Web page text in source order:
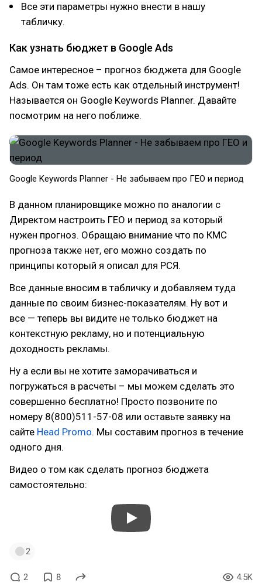
Все эти параметры нужно внести в нашу
табличку.
Как узнать бюджет в Google Ads
Самое интересное – прогноз бюджета для Google
Ads. Он там тоже есть как отдельный инструмент!
Называется он Google Keywords Planner. Давайте
посмотрим на него поближе.
Google Keywords Planner - Не забываем про ГЕО и период
В данном планировщике можно по аналогии с
Директом настроить ГЕО и период за который
нужен прогноз. Обращаю внимание что по КМС
прогноза также нет, его можно создать по
принципы который я описал для РСЯ.
Все данные вносим в табличку и добавляем туда
данные по своим бизнес-показателям. Ну вот и
все — теперь вы видите не только бюджет на
контекстную рекламу, но и потенциальную
доходность рекламы.
Ну а если вы не хотите заморачиваться и
погружаться в расчеты – мы можем сделать это
совершенно бесплатно! Просто позвоните по
номеру 8(800)511-57-08 или оставьте заявку на
сайте Head Promo. Мы составим прогноз в течение
одного дня.
Видео о том как сделать прогноз бюджета
самостоятельно:
2
2 8 4.5K